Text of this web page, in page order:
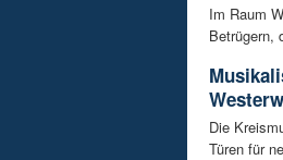
Im Raum
Betrügern,
Die
Türen für